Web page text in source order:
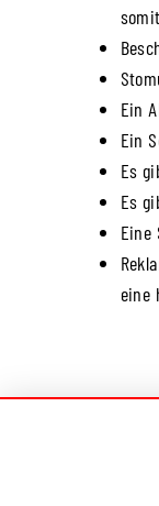
Ein
Ein
Es
Es
Eine
eine